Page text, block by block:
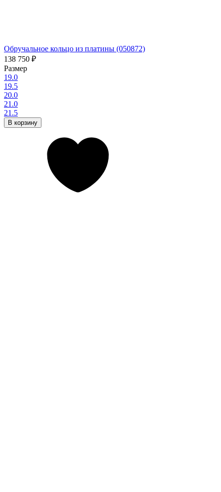
Обручальное кольцо из платины (050872)
138 750 ₽
Размер
19.0
19.5
20.0
21.0
21.5
В корзину